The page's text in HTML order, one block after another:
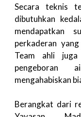
Secara teknis
dibutuhkan
mendapatkan
perkaderan
Team ahli juga
pengeboran
mengahabiskan
Berangkat dari